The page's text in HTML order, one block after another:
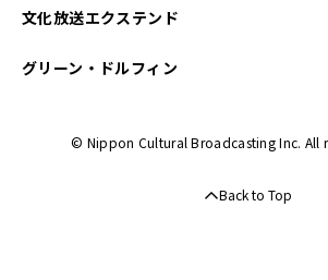
文化放送エクステンド
グリーン・ドルフィン
© Nippon Cultural Broadcasting Inc. All
Back to Top